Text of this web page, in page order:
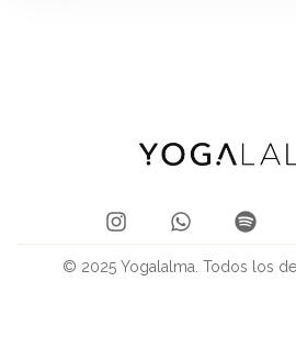
© 2025 Yogalalma. Todos los